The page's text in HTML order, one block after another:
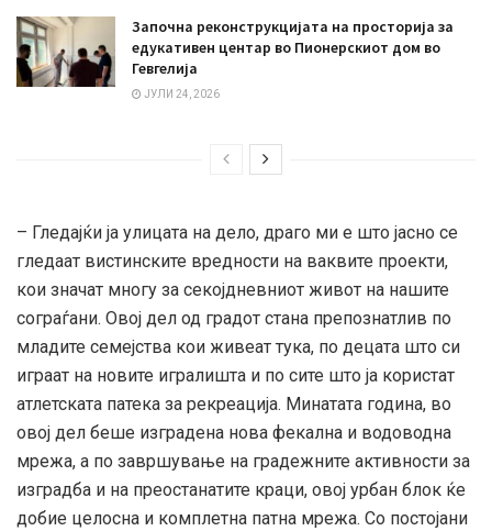
Започна реконструкцијата на просторија за
едукативен центар во Пионерскиот дом во
Гевгелија
ЈУЛИ 24, 2026
– Гледајќи ја улицата на дело, драго ми е што јасно се
гледаат вистинските вредности на ваквите проекти,
кои значат многу за секојдневниот живот на нашите
сограѓани. Овој дел од градот стана препознатлив по
младите семејства кои живеат тука, по децата што си
играат на новите игралишта и по сите што ја користат
атлетската патека за рекреација. Минатата година, во
овој дел беше изградена нова фекална и водоводна
мрежа, а по завршување на градежните активности за
изградба и на преостанатите краци, овој урбан блок ќе
добие целосна и комплетна патна мрежа. Со постојани